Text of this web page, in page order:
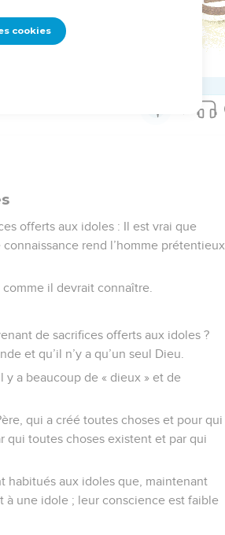
imprimée, rendez-vous sur www.editionsbiblio.fr
offerts aux idoles : Il est vrai que
rend l’homme prétentieux,
il devrait connaître.
de sacrifices offerts aux idoles ?
et qu’il n’y a qu’un seul Dieu.
y a beaucoup de « dieux » et de
qui a créé toutes choses et pour qui
qui toutes choses existent et par qui
habitués aux idoles que, maintenant
à une idole ; leur conscience est faible
cookies